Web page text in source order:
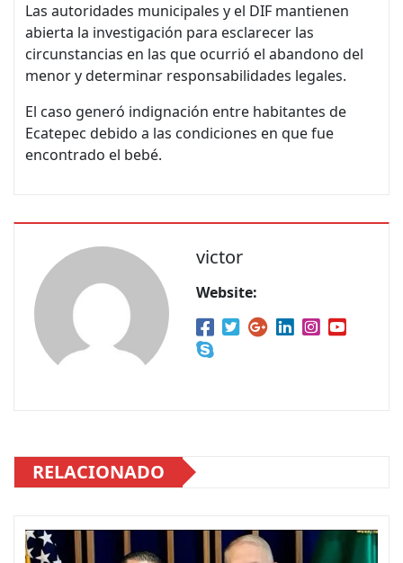
Las autoridades municipales y el DIF mantienen
abierta la investigación para esclarecer las
circunstancias en las que ocurrió el abandono del
menor y determinar responsabilidades legales.
El caso generó indignación entre habitantes de
Ecatepec debido a las condiciones en que fue
encontrado el bebé.
victor
Website:
RELACIONADO